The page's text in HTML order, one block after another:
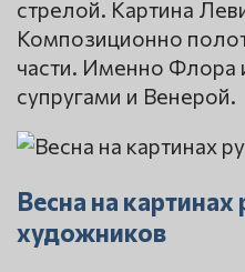
стрелой. Картина
Композиционно
части. Именно
супругами и Венерой.
Весна на картинах
художников